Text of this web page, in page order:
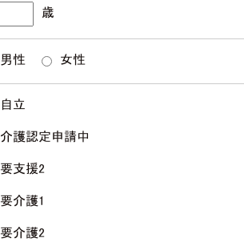
歳
男性 女性
自立
介護認定申請中
要支援2
要介護1
要介護2